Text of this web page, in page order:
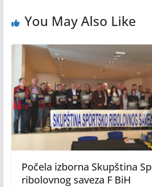
You May Also Like
Počela izborna Skupština
ribolovnog saveza F BiH